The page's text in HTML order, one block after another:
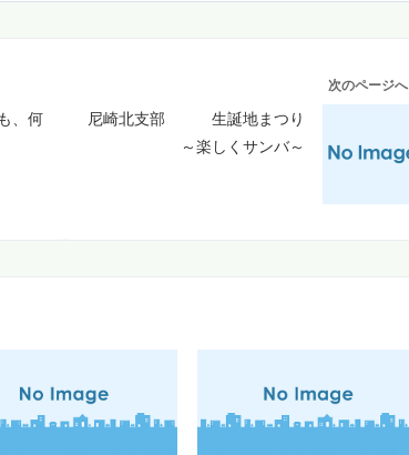
、何
次のページへ
尼崎北支部 生誕地まつり
～楽しくサンバ～